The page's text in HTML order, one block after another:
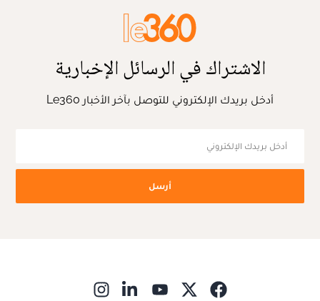
الاشتراك في الرسائل الإخبارية
أدخل بريدك الإلكتروني للتوصل بآخر الأخبار Le360
أرسل